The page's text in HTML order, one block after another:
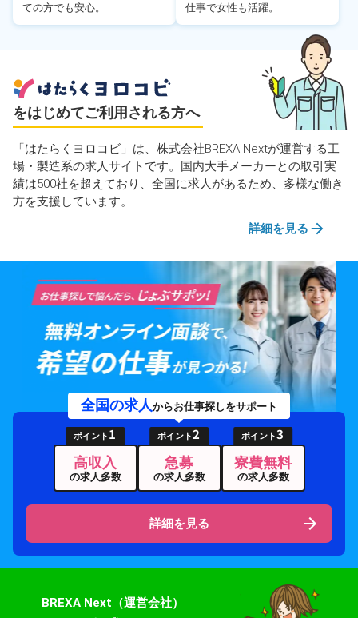
ての方でも安心。
仕事で女性も活躍。
をはじめてご利用される方へ
「はたらくヨロコビ」は、株式会社BREXA Nextが運営する工
場・製造系の求人サイトです。国内大手メーカーとの取引実
績は500社を超えており、全国に求人があるため、多様な働き
方を支援しています。
詳細を見る
全国の求人からお仕事探しをサポート
ポイント1
高収入
の求人多数
ポイント2
急募
の求人多数
ポイント3
寮費無料
の求人多数
詳細を見る
BREXA Next（運営会社）